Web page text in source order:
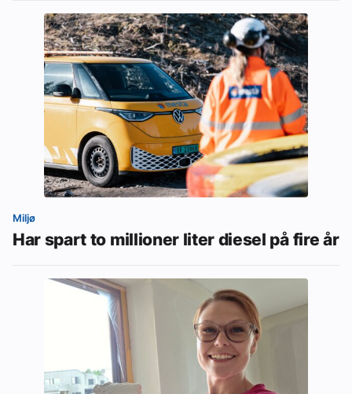
Miljø
Har spart to millioner liter diesel på fire år